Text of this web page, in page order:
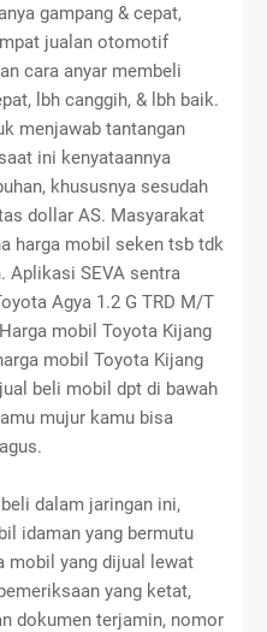
gampang & cepat,
jualan otomotif
cara anyar membeli
lbh canggih, & lbh baik.
menjawab tantangan
ini kenyataannya
khususnya sesudah
dollar AS. Masyarakat
harga mobil seken tsb tdk
Aplikasi SEVA sentra
Agya 1.2 G TRD M/T
mobil Toyota Kijang
mobil Toyota Kijang
beli mobil dpt di bawah
mujur kamu bisa
dalam jaringan ini,
idaman yang bermutu
mobil yang dijual lewat
yang ketat,
dokumen terjamin, nomor